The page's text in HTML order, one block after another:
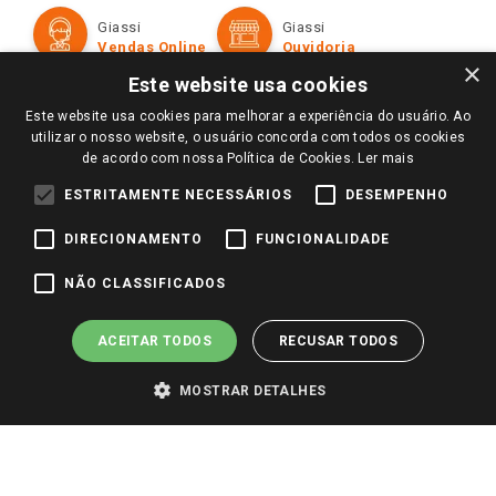
Televendas
Perguntas frequentes
Trabalhe Conosco
Identidade Visual
Formas de Pagamento
Políticas de entrega
Trocas e Devoluções
Giassi
Vendas Online
Giassi
Ouvidoria
Redes Sociais
Pagamento e Segurança
×
Este website usa cookies
Este website usa cookies para melhorar a experiência do usuário. Ao
utilizar o nosso website, o usuário concorda com todos os cookies
de acordo com nossa Política de Cookies. Ler mais
ESTRITAMENTE NECESSÁRIOS DESEMPENHO
DIRECIONAMENTO FUNCIONALIDADE
NÃO CLASSIFICADOS
ACEITAR TODOS RECUSAR TODOS
MOSTRAR DETALHES